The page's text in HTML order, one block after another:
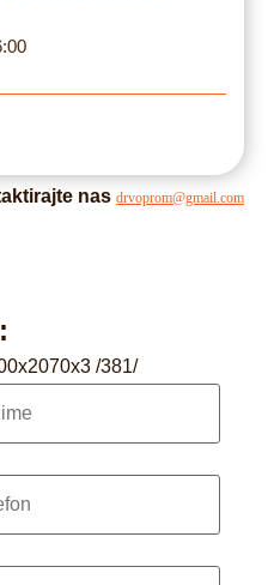
nas drvoprom@gmail.com
/381/